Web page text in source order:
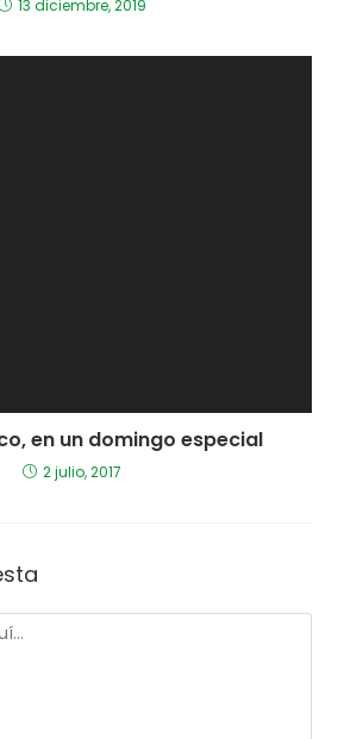
13 diciembre, 2019
en un domingo especial
2 julio, 2017